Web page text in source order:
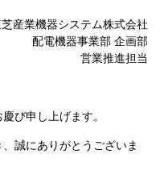
産業機器システム株式会社
配電機器事業部 企画部
営業推進担当
び申し上げます。
誠にありがとうございま